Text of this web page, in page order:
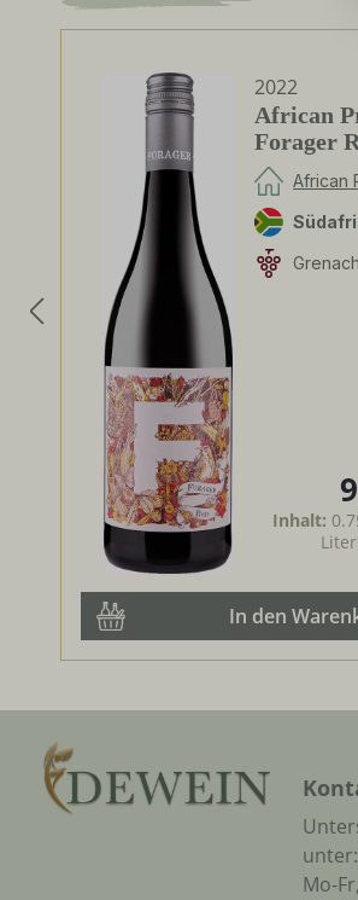
2022
African
Forager
Grenache
African
Inhalt:
In den
unter:
Mo-